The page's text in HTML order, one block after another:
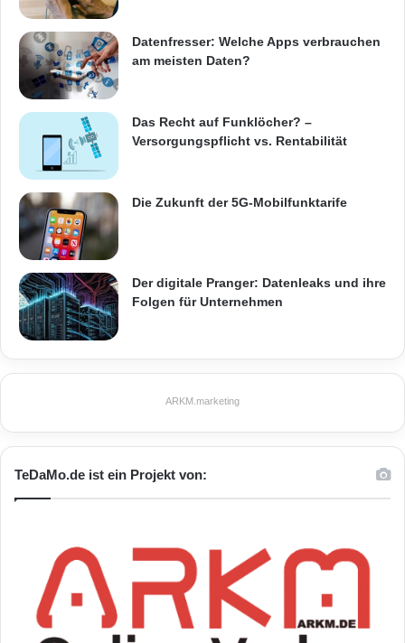
Datenfresser: Welche Apps verbrauchen
am meisten Daten?
Das Recht auf Funklöcher? –
Versorgungspflicht vs. Rentabilität
Die Zukunft der 5G-Mobilfunktarife
Der digitale Pranger: Datenleaks und ihre
Folgen für Unternehmen
ARKM.marketing
TeDaMo.de ist ein Projekt von: